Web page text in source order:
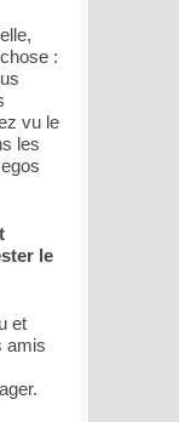
:
vu le
les
le
et
amis